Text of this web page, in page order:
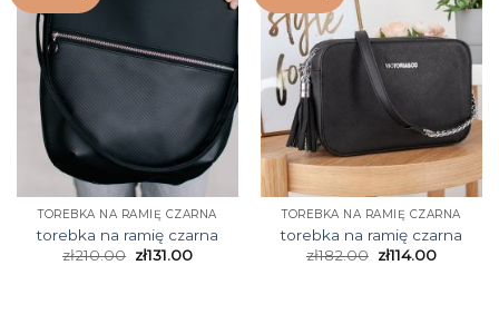
TOREBKA NA RAMIĘ CZARNA
torebka na ramię czarna
zł210.00 zł131.00
TOREBKA NA RAMIĘ CZARNA
torebka na ramię czarna
zł182.00 zł114.00